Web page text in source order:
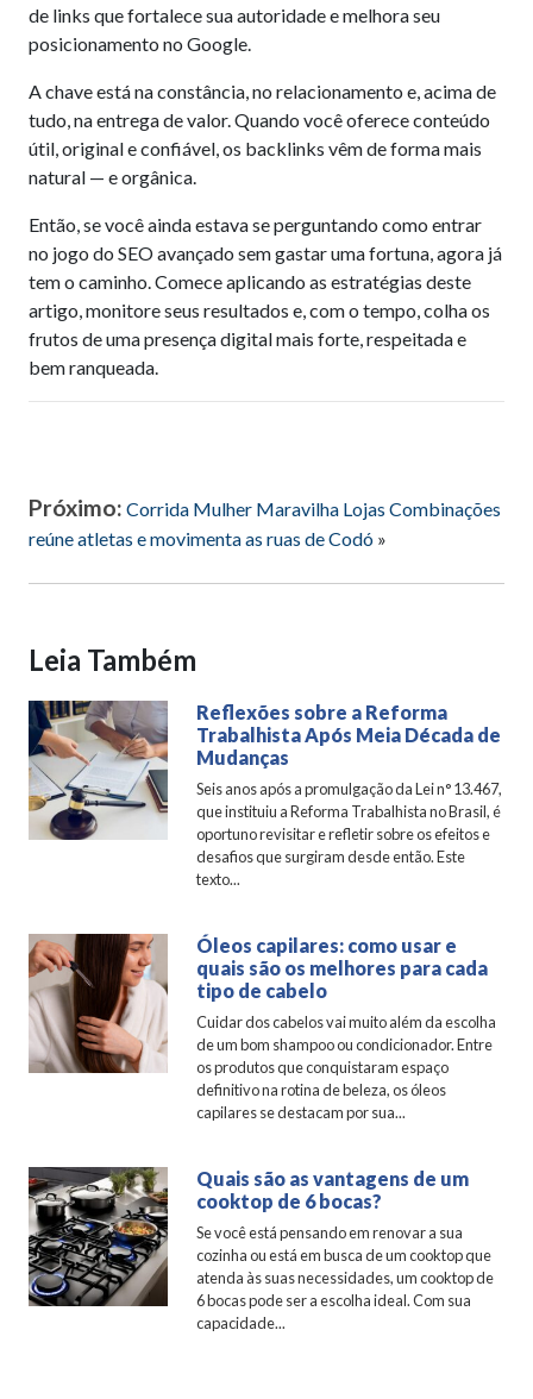
de links que fortalece sua autoridade e melhora seu
posicionamento no Google.
A chave está na constância, no relacionamento e, acima de
tudo, na entrega de valor. Quando você oferece conteúdo
útil, original e confiável, os backlinks vêm de forma mais
natural — e orgânica.
Então, se você ainda estava se perguntando como entrar
no jogo do SEO avançado sem gastar uma fortuna, agora já
tem o caminho. Comece aplicando as estratégias deste
artigo, monitore seus resultados e, com o tempo, colha os
frutos de uma presença digital mais forte, respeitada e
bem ranqueada.
Próximo: Corrida Mulher Maravilha Lojas Combinações
reúne atletas e movimenta as ruas de Codó »
Leia Também
Reflexões sobre a Reforma
Trabalhista Após Meia Década de
Mudanças
Seis anos após a promulgação da Lei n° 13.467,
que instituiu a Reforma Trabalhista no Brasil, é
oportuno revisitar e refletir sobre os efeitos e
desafios que surgiram desde então. Este
texto...
Óleos capilares: como usar e
quais são os melhores para cada
tipo de cabelo
Cuidar dos cabelos vai muito além da escolha
de um bom shampoo ou condicionador. Entre
os produtos que conquistaram espaço
definitivo na rotina de beleza, os óleos
capilares se destacam por sua...
Quais são as vantagens de um
cooktop de 6 bocas?
Se você está pensando em renovar a sua
cozinha ou está em busca de um cooktop que
atenda às suas necessidades, um cooktop de
6 bocas pode ser a escolha ideal. Com sua
capacidade...